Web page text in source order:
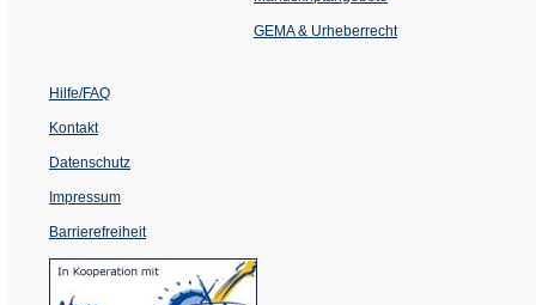
Tab)
GEMA & Urheberrecht
Hilfe/FAQ
Kontakt
Datenschutz
Impressum
Barrierefreiheit
(Öffnet
in